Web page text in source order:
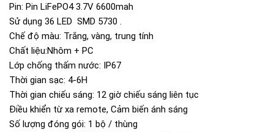
Pin: Pin LiFePO4 3.7V 6600mah
Sử dụng 36 LED SMD 5730 .
Chế độ màu: Trắng, vàng, trung tính
Chất liệu:Nhôm + PC
Lớp chống thấm nước: IP67
Thời gian sạc: 4-6H
Thời gian chiếu sáng: 12 giờ chiếu sáng liên tục
Điều khiển từ xa remote, Cảm biến ánh sáng
Số lượng đóng gói: 1 bộ / thùng